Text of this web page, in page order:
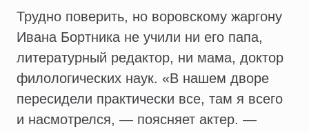
Трудно поверить, но воровскому жаргону
Ивана Бортника не учили ни его папа,
литературный редактор, ни мама, доктор
филологических наук. «В нашем дворе
пересидели практически все, там я всего
и насмотрелся, — поясняет актер. —